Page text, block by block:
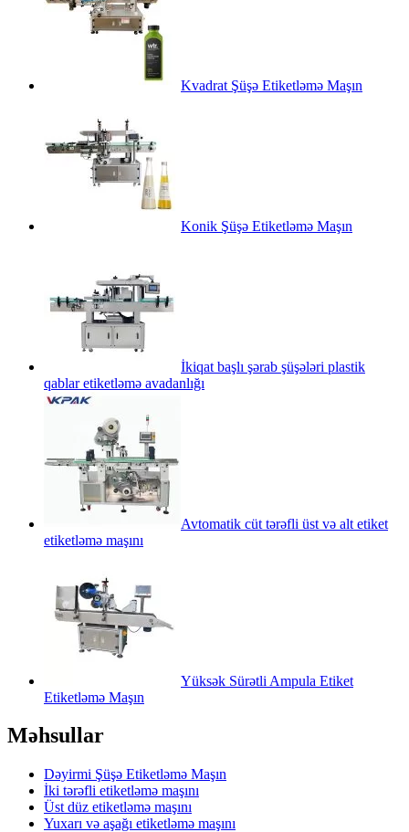
Kvadrat Şüşə Etiketləmə Maşın
Konik Şüşə Etiketləmə Maşın
İkiqat başlı şərab şüşələri plastik
qablar etiketləmə avadanlığı
Avtomatik cüt tərəfli üst və alt etiket
etiketləmə maşını
Yüksək Sürətli Ampula Etiket
Etiketləmə Maşın
Məhsullar
Dəyirmi Şüşə Etiketləmə Maşın
İki tərəfli etiketləmə maşını
Üst düz etiketləmə maşını
Yuxarı və aşağı etiketləmə maşını